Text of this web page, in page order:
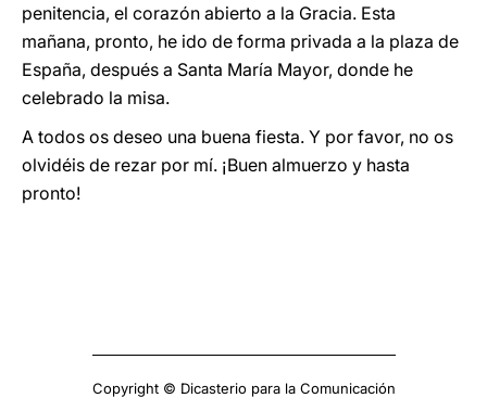
penitencia, el corazón abierto a la Gracia. Esta
mañana, pronto, he ido de forma privada a la plaza de
España, después a Santa María Mayor, donde he
celebrado la misa.
A todos os deseo una buena fiesta. Y por favor, no os
olvidéis de rezar por mí. ¡Buen almuerzo y hasta
pronto!
Copyright © Dicasterio para la Comunicación